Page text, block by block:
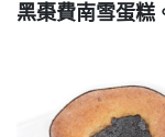
黑棗費南雪蛋糕